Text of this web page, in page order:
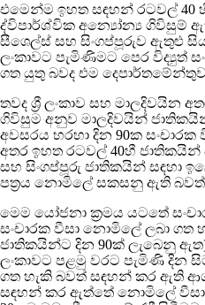
එමෙන්ම ඉහත සඳහන් රටවල් 40
ද්විපාර්ශ්වික අන්‍යෝන්‍ය ගිවිසුම්
සීශෙල්ස් සහ සිංගප්පූරුව ඇතුළු
ලංකාවට පැමිණිමට පෙර විද්‍යුත්
ගත යුතු බවද එම
තවද ශ්‍රී ලංකාව සහ මාලදිවයින
ගිවිසුම අනුව මාලදිවයින්
අවසරය හරහා දින 90ක
අතර ඉහත රටවල් 40හී ජාතිකයින්
සහ සිංගප්පූරු ජාතිකයින් සඳහා
පත්‍රය නොමිලේ සකසනු ඇති
මෙම යෝජනා ක්‍රමය යටතේ
සංචාරක වීසා නොමිලේ ලබා ගත
ජාතිකයින්ට දින 90ක් ලැබෙනු
ලංකාවට පළමු වරට පැමිණි දින
ගත හැකි බවත් සඳහන් කර ඇති
සඳහන් කර ඇත්තේ නොමිලේ වීසා